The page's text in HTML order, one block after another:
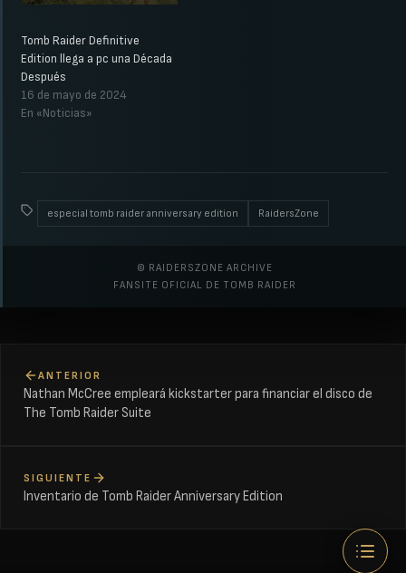
Tomb Raider Definitive
Edition llega a pc una Década
Después
16 de mayo de 2024
En «Noticias»
especial tomb raider anniversary edition RaidersZone
© RAIDERSZONE ARCHIVE
FANSITE OFICIAL DE TOMB RAIDER
ANTERIOR
Nathan McCree empleará kickstarter para financiar el disco de
The Tomb Raider Suite
SIGUIENTE
Inventario de Tomb Raider Anniversary Edition